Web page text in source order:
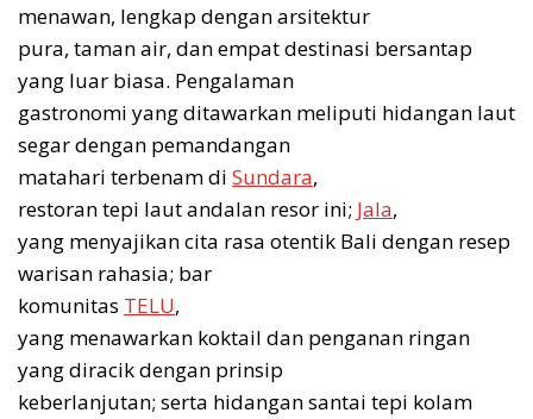
menawan, lengkap dengan arsitektur
pura, taman air, dan empat destinasi bersantap
yang luar biasa. Pengalaman
gastronomi yang ditawarkan meliputi hidangan laut
segar dengan pemandangan
matahari terbenam di Sundara,
restoran tepi laut andalan resor ini; Jala,
yang menyajikan cita rasa otentik Bali dengan resep
warisan rahasia; bar
komunitas TELU,
yang menawarkan koktail dan penganan ringan
yang diracik dengan prinsip
keberlanjutan; serta hidangan santai tepi kolam